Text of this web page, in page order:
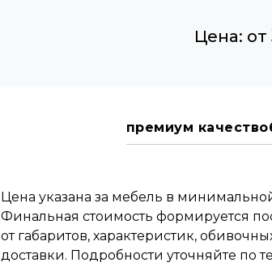
Цена: от
премиум качество
Цена указана за мебель в
Финальная стоимость формируется
от габаритов, характеристик,
доставки. Подробности уточняйте по